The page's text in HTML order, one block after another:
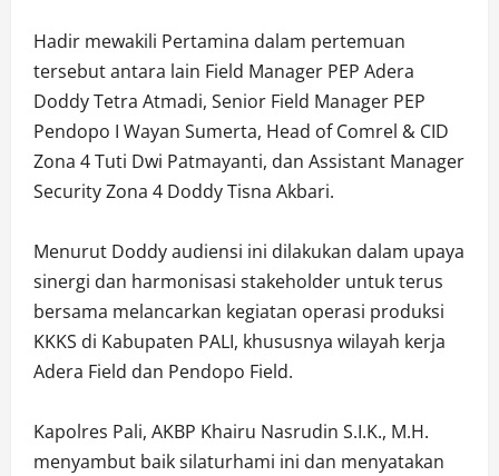
Hadir mewakili Pertamina dalam pertemuan
tersebut antara lain Field Manager PEP Adera
Doddy Tetra Atmadi, Senior Field Manager PEP
Pendopo I Wayan Sumerta, Head of Comrel & CID
Zona 4 Tuti Dwi Patmayanti, dan Assistant Manager
Security Zona 4 Doddy Tisna Akbari.
Menurut Doddy audiensi ini dilakukan dalam upaya
sinergi dan harmonisasi stakeholder untuk terus
bersama melancarkan kegiatan operasi produksi
KKKS di Kabupaten PALI, khususnya wilayah kerja
Adera Field dan Pendopo Field.
Kapolres Pali, AKBP Khairu Nasrudin S.I.K., M.H.
menyambut baik silaturhami ini dan menyatakan